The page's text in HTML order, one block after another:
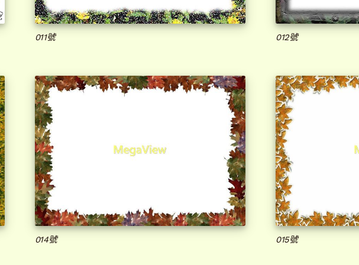
011號 012號
014號 015號